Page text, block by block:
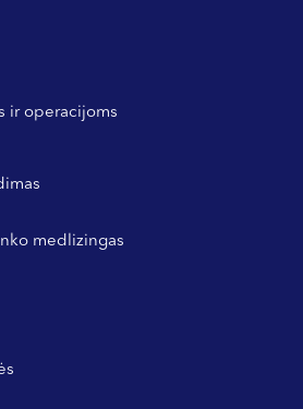
ir operacijoms
medlizingas